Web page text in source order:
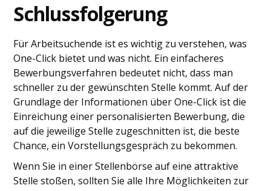
Schlussfolgerung
Für Arbeitsuchende ist es wichtig zu verstehen, was
One-Click bietet und was nicht. Ein einfacheres
Bewerbungsverfahren bedeutet nicht, dass man
schneller zu der gewünschten Stelle kommt. Auf der
Grundlage der Informationen über One-Click ist die
Einreichung einer personalisierten Bewerbung, die
auf die jeweilige Stelle zugeschnitten ist, die beste
Chance, ein Vorstellungsgespräch zu bekommen.
Wenn Sie in einer Stellenbörse auf eine attraktive
Stelle stoßen, sollten Sie alle Ihre Möglichkeiten zur